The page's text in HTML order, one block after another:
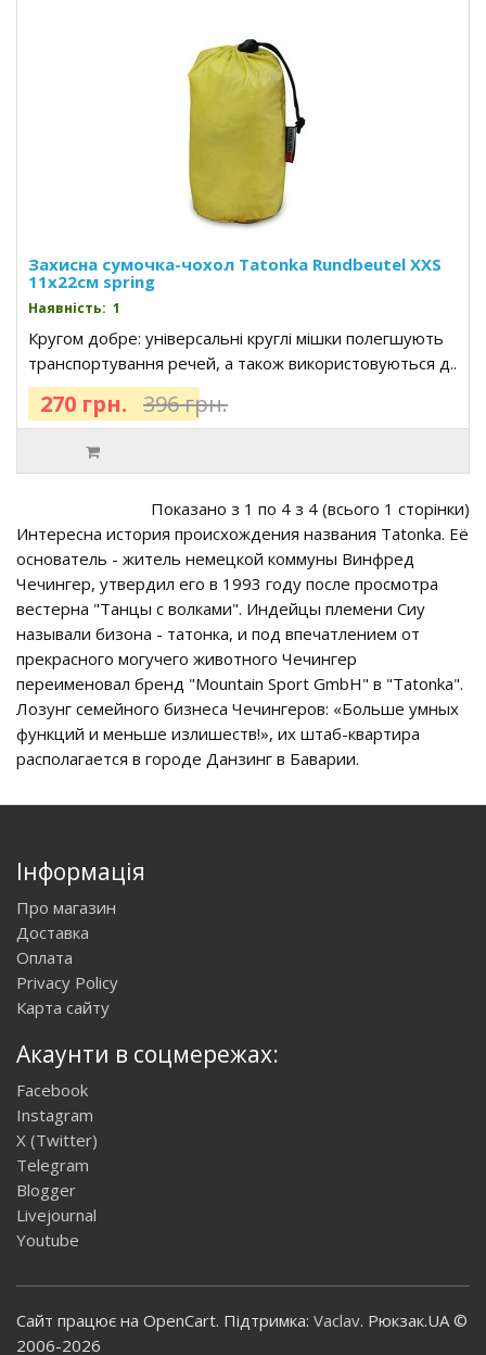
Захисна сумочка-чохол Tatonka Rundbeutel XXS
11x22см spring
Наявність: 1
Кругом добре: універсальні круглі мішки полегшують
транспортування речей, а також використовуються д..
270 грн. 396 грн.
Показано з 1 по 4 з 4 (всього 1 сторінки)
Интересна история происхождения названия Tatonka. Её
основатель - житель немецкой коммуны Винфред
Чечингер, утвердил его в 1993 году после просмотра
вестерна "Танцы с волками". Индейцы племени Сиу
называли бизона - татонка, и под впечатлением от
прекрасного могучего животного Чечингер
переименовал бренд "Mountain Sport GmbH" в "Tatonka".
Лозунг семейного бизнеса Чечингеров: «Больше умных
функций и меньше излишеств!», их штаб-квартира
располагается в городе Данзинг в Баварии.
Інформація
Про магазин
Доставка
Оплата
Privacy Policy
Карта сайту
Акаунти в соцмережах:
Facebook
Instagram
X (Twitter)
Telegram
Blogger
Livejournal
Youtube
Сайт працює на OpenCart. Підтримка: Vaclav. Рюкзак.UA ©
2006-2026